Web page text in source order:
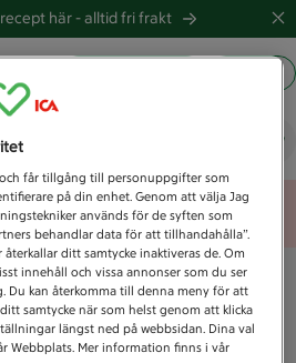
här -alltid fri frakt
idag?
error
får tillgång till personuppgifter som
på din enhet. Genom att välja Jag
används för de syften som
behandlar data för att tillhandahålla”.
ditt samtycke inaktiveras de. Om
innehåll och vissa annonser som du ser
Du kan återkomma till denna meny för att
samtycke när som helst genom att klicka
längst ned på webbsidan. Dina val
Webbplats. Mer information finns i vår